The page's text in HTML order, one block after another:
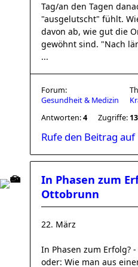
Tag/an den Tagen
"ausgelutscht" fühlt.
davon ab, wie gut die
gewöhnt sind. "Nach
...
Forum:
Gesundheit & Medizin
Antworten:4 Zugriffe:
Rufe den Beitrag auf
In Phasen zum
Ottobrunn
22. März
In Phasen zum Erfolg?
oder: Wie man aus